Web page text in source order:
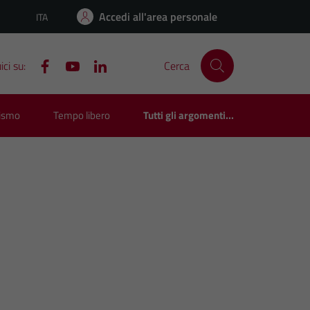
Lingua attiva:
ITA Accedi all'area personale
su: Cerca
Tempo libero Tutti gli argomenti...